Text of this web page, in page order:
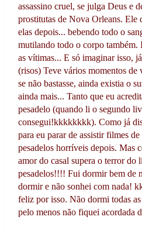
assassino cruel, se julga Deus e
prostitutas de Nova Orleans. Ele
elas depois... bebendo todo o
mutilando todo o corpo também.
as vítimas... E só imaginar isso,
(risos) Teve vários momentos de
se não bastasse, ainda existia o
ainda mais... Tanto que eu
pesadelo (quando li o segundo
consegui!kkkkkkkk). Como já
para eu parar de assistir filmes
pesadelos horríveis depois. Mas
amor do casal supera o terror do
pesadelos!!!! Fui dormir bem de
dormir e não sonhei com nada!
feliz por isso. Não dormi todas as
pelo menos não fiquei acordada